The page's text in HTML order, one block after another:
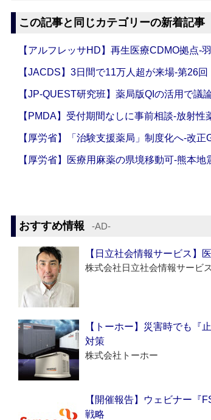
この記事と同じカテゴリーの新着記事
【アルフレッサHD】再生医療CDMO拠点‐
【JACDS】3日間で11万人超が来場‐第26
【JP-QUEST研究班】薬局版QIの活用で議
【PMDA】受付期間なしに事前相談‐放射性
【厚労省】「治験支援薬局」制度化へ‐改
【厚労省】医療用麻薬の県境移動可‐熊本地
おすすめ情報 ‐AD‐
【日立社会情報サービス】
株式会社日立社会情報サービス
【トーホー】災害時でも
対策
株式会社トーホー
【開催報告】ウェビナー『
戦略